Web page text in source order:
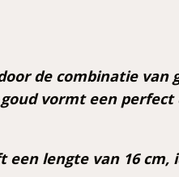
de combinatie
vormt een
lengte van 16 cm,